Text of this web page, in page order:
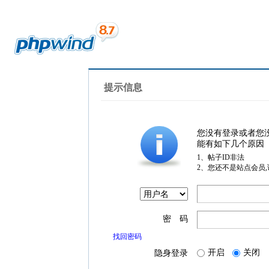
提示信息
您没有登录或者您
能有如下几个原因
1、帖子ID非法
2、您还不是站点会员
密 码
找回密码
隐身登录 开启 关闭